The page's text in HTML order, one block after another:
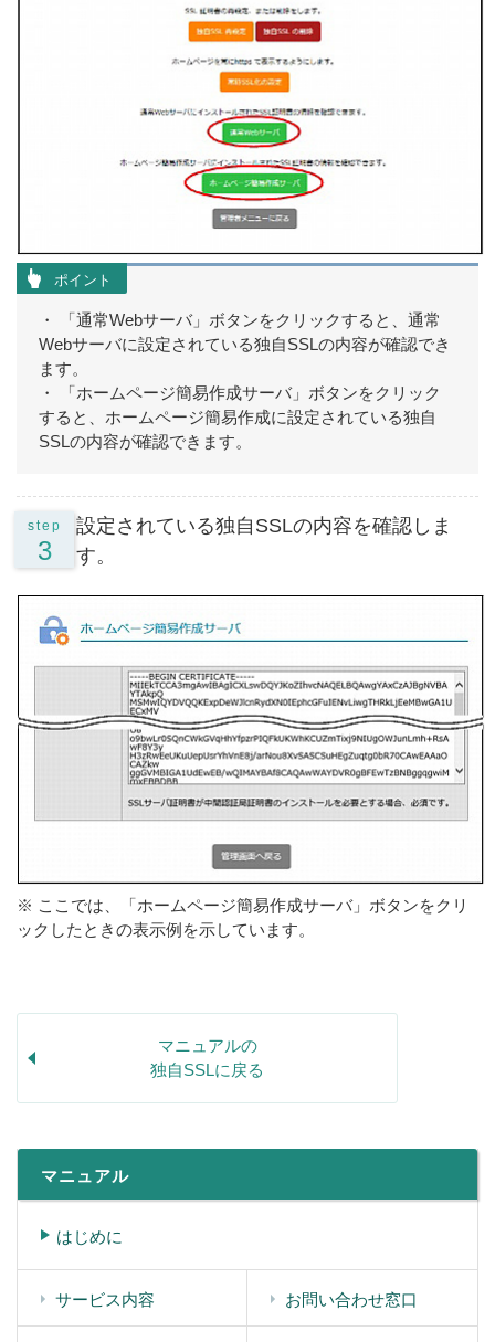
ポイント
・ 「通常Webサーバ」ボタンをクリックすると、通常
Webサーバに設定されている独自SSLの内容が確認でき
ます。
・ 「ホームページ簡易作成サーバ」ボタンをクリック
すると、ホームページ簡易作成に設定されている独自
SSLの内容が確認できます。
step
3
設定されている独自SSLの内容を確認しま
す。
※ ここでは、「ホームページ簡易作成サーバ」ボタンをクリ
ックしたときの表示例を示しています。
マニュアルの
独自SSLに戻る
マニュアル
はじめに
サービス内容 お問い合わせ窓口